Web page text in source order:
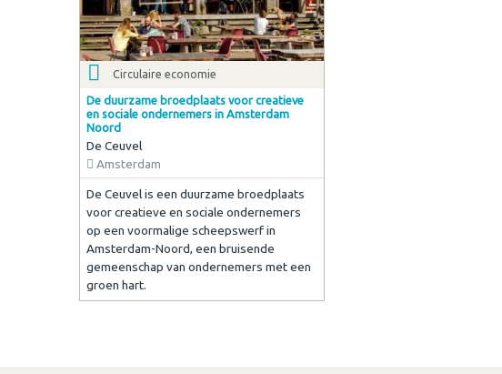
Circulaire economie
De duurzame broedplaats voor creatieve
en sociale ondernemers in Amsterdam
Noord
De Ceuvel
Amsterdam
De Ceuvel is een duurzame broedplaats
voor creatieve en sociale ondernemers
op een voormalige scheepswerf in
Amsterdam-Noord, een bruisende
gemeenschap van ondernemers met een
groen hart.